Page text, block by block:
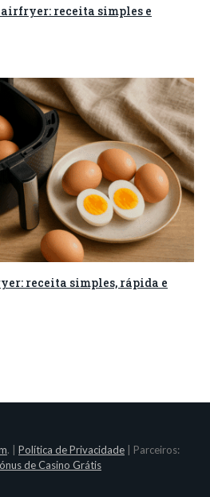
airfryer: receita simples e
receita simples, rápida e
. | Política de Privacidade | Parceiros:
de Casino Grátis